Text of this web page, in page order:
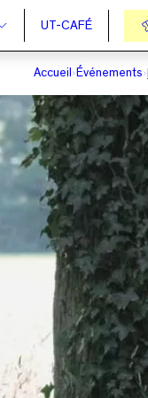
UT-CAFÉ
Accueil
Événements